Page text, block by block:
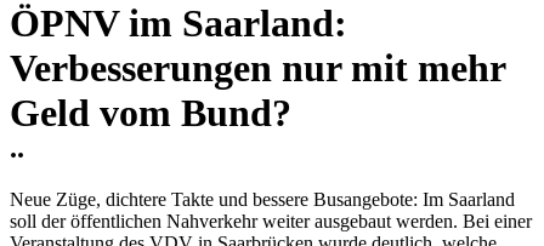
ÖPNV im Saarland:
Verbesserungen nur mit mehr
Geld vom Bund?
..
Neue Züge, dichtere Takte und bessere Busangebote: Im Saarland
soll der öffentlichen Nahverkehr weiter ausgebaut werden. Bei einer